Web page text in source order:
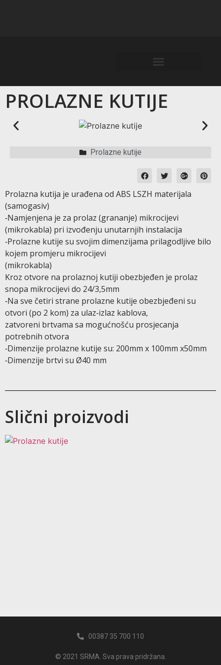
PROLAZNE KUTIJE
Prolazne kutije
Prolazna kutija je urađena od ABS LSZH materijala
(samogasiv)
‐Namjenjena je za prolaz (grananje) mikrocijevi
(mikrokabla) pri izvođenju unutarnjih instalacija
‐Prolazne kutije su svojim dimenzijama prilagodljive bilo
kojem promjeru mikrocijevi
(mikrokabla)
Kroz otvore na prolaznoj kutiji obezbjeđen je prolaz
snopa mikrocijevi do 24/3,5mm
‐Na sve četiri strane prolazne kutije obezbjeđeni su
otvori (po 2 kom) za ulaz‐izlaz kablova,
zatvoreni brtvama sa mogućnošću prosjecanja
potrebnih otvora
‐Dimenzije prolazne kutije su: 200mm x 100mm x50mm
‐Dimenzije brtvi su Ø40 mm
Slični proizvodi
00387 35 700 110
© 2021 SRMA. Sva prava pridržana.